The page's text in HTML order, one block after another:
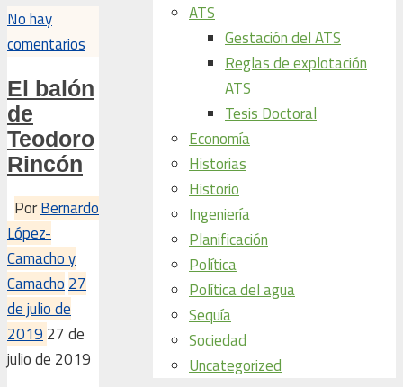
No hay
comentarios
El balón
de
Teodoro
Rincón
PorBernardo
López-
Camacho y
Camacho 27
de julio de
2019 27 de
julio de 2019
ATS
Gestación del ATS
Reglas de explotación
ATS
Tesis Doctoral
Economía
Historias
Historio
Ingeniería
Planificación
Política
Política del agua
Sequía
Sociedad
Uncategorized